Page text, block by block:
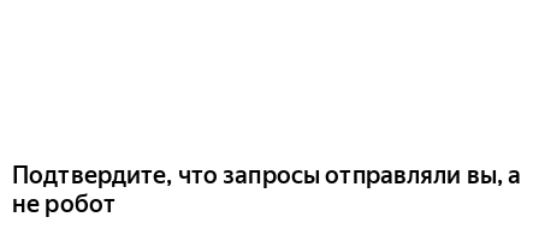
Подтвердите, что запросы отправляли вы, а
не робот